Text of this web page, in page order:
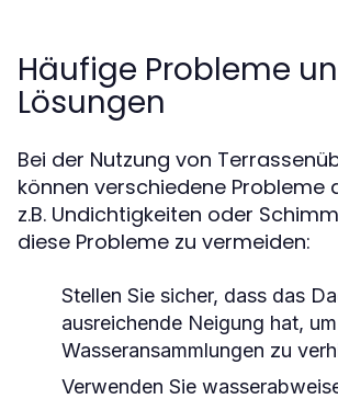
Häufige Probleme
Lösungen
Bei der Nutzung von
können verschiedene Probleme
z.B. Undichtigkeiten oder
diese Probleme zu vermeiden:
Stellen Sie sicher, dass das
ausreichende Neigung hat, um
Wasseransammlungen zu
Verwenden Sie